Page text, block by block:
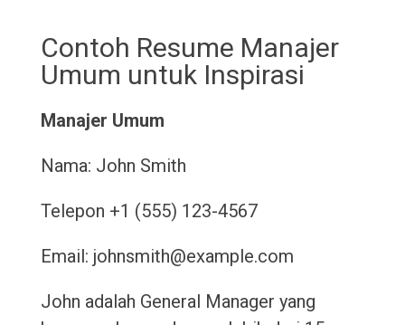
Contoh Resume Manajer
Umum untuk Inspirasi
Manajer Umum
Nama: John Smith
Telepon +1 (555) 123-4567
Email: johnsmith@example.com
John adalah General Manager yang